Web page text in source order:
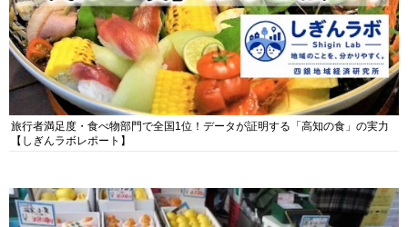
旅行者満足度・食べ物部門で全国1位！データが証明する「高知の食」の実力
【しぎんラボレポート】